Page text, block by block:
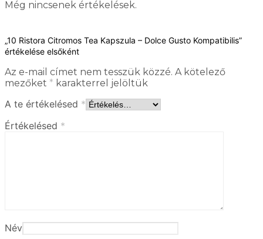
Még nincsenek értékelések.
„10 Ristora Citromos Tea Kapszula – Dolce Gusto Kompatibilis”
értékelése elsőként
Az e-mail címet nem tesszük közzé. A kötelező
mezőket * karakterrel jelöltük
A te értékelésed *
Értékelésed *
Név